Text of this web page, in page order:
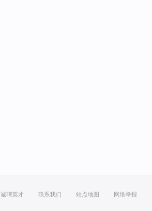
诚聘英才 联系我们 站点地图 网络举报